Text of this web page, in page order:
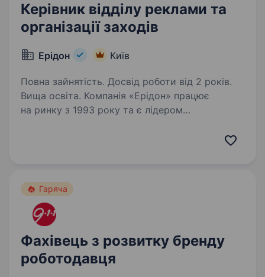
Керівник відділу реклами та
організації заходів
Ерідон Київ
Повна зайнятість. Досвід роботи від 2 років.
Вища освіта. Компанія «Ерідон» працює
на ринку з 1993 року та є лідером
сільськогосподарських підприємств України.
польових…
Гаряча
Фахівець з розвитку бренду
роботодавця